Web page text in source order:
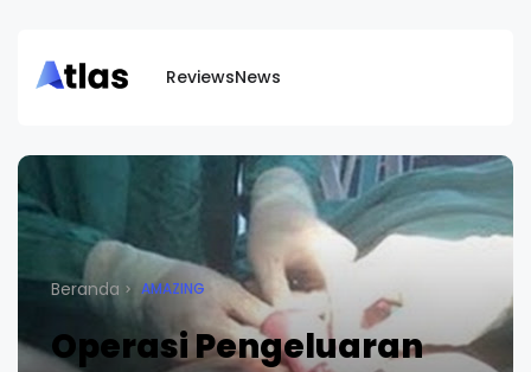
ReviewsNews
Beranda AMAZING
Operasi Pengeluaran